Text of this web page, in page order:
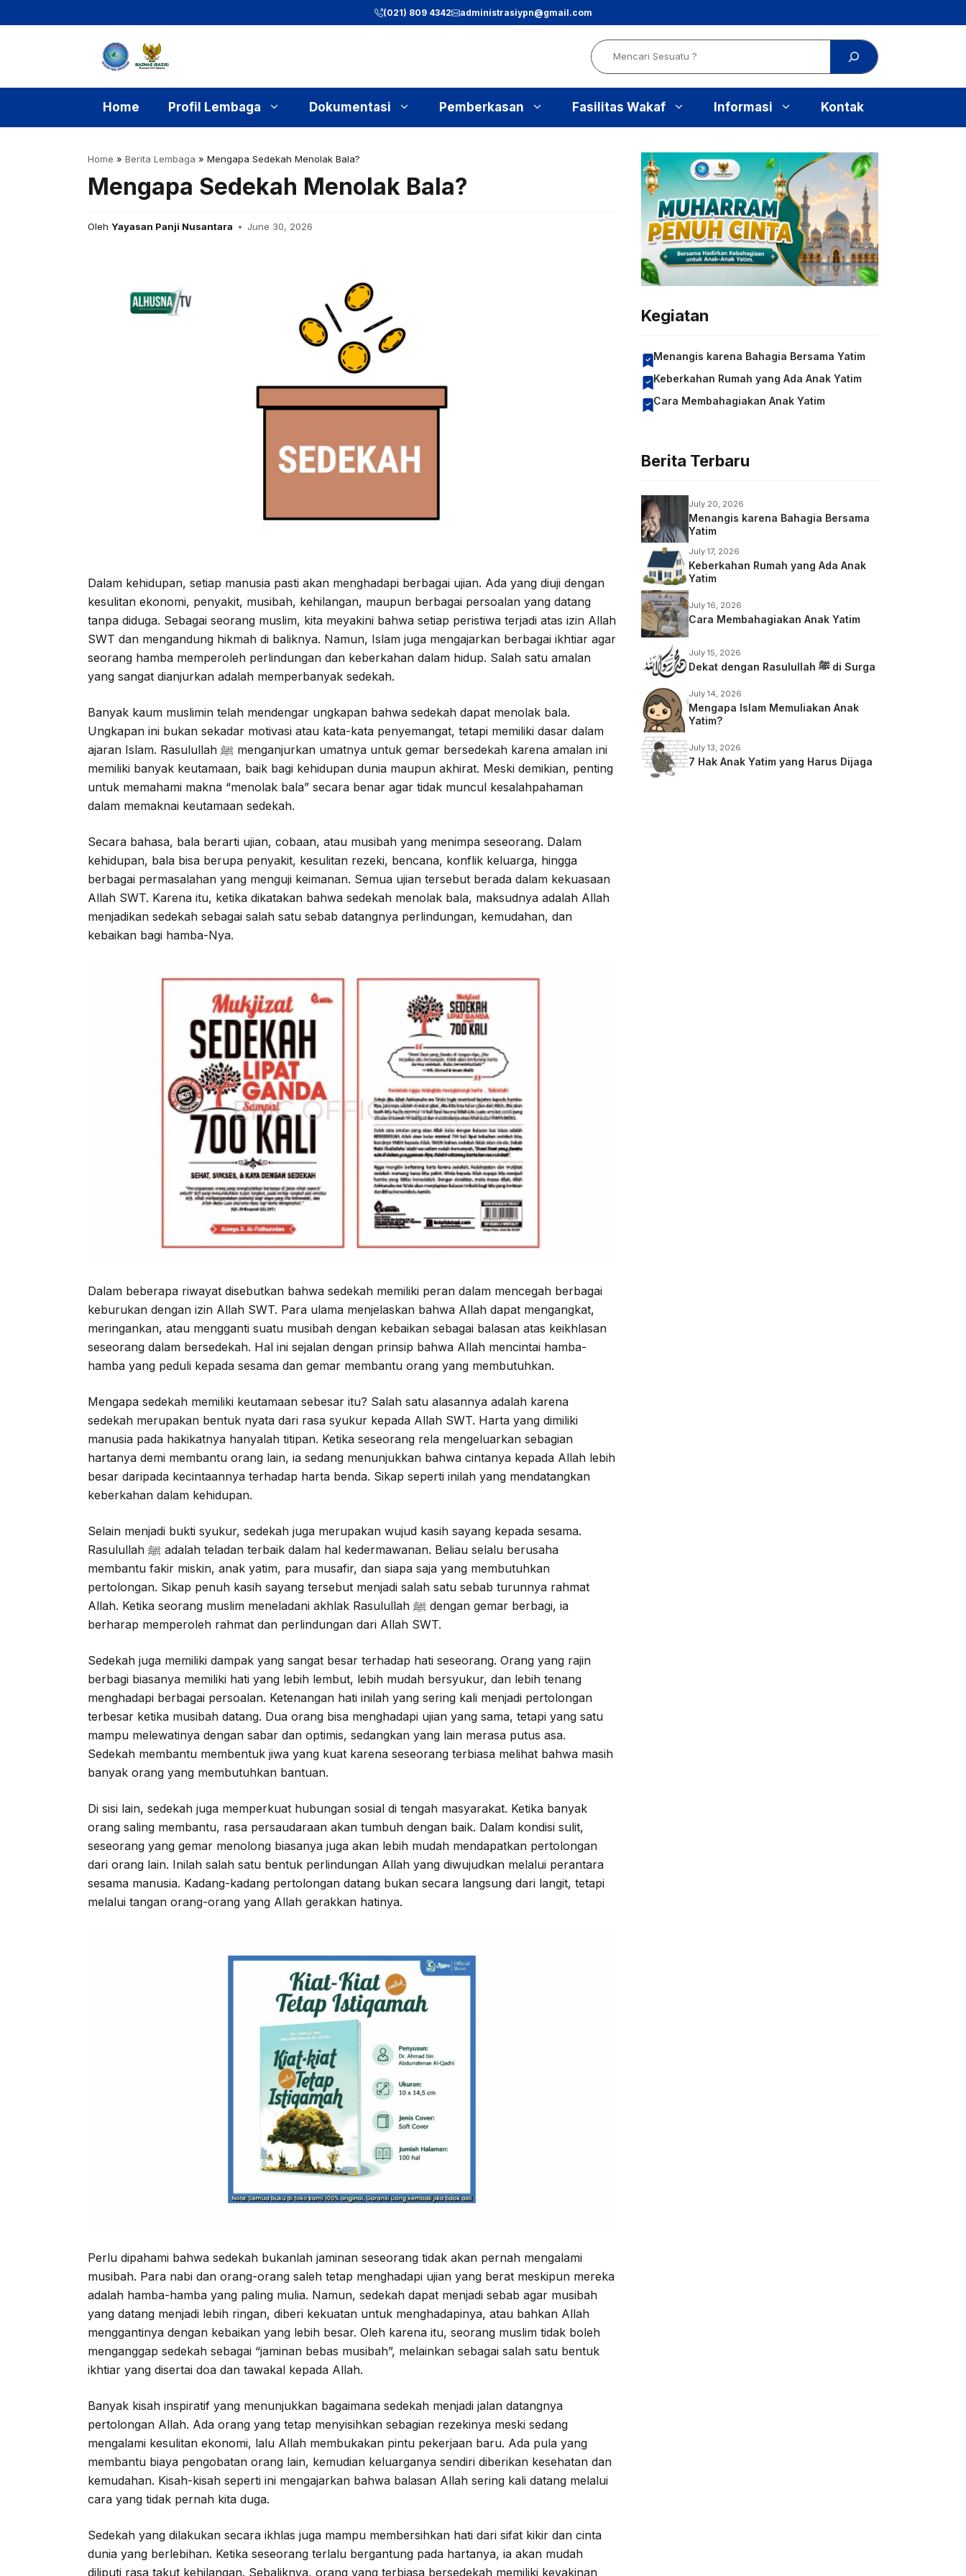
to
(021) 809 4342 administrasiypn@gmail.com
Search
Home Profil Lembaga Dokumentasi Pemberkasan Fasilitas Wakaf Informasi Kontak
Home » Berita Lembaga » Mengapa Sedekah Menolak Bala?
Mengapa Sedekah Menolak Bala?
Oleh Yayasan Panji Nusantara June 30, 2026
Dalam kehidupan, setiap manusia pasti akan menghadapi berbagai ujian. Ada yang diuji dengan
kesulitan ekonomi, penyakit, musibah, kehilangan, maupun berbagai persoalan yang datang
tanpa diduga. Sebagai seorang muslim, kita meyakini bahwa setiap peristiwa terjadi atas izin Allah
SWT dan mengandung hikmah di baliknya. Namun, Islam juga mengajarkan berbagai ikhtiar agar
seorang hamba memperoleh perlindungan dan keberkahan dalam hidup. Salah satu amalan
yang sangat dianjurkan adalah memperbanyak sedekah.
Banyak kaum muslimin telah mendengar ungkapan bahwa sedekah dapat menolak bala.
Ungkapan ini bukan sekadar motivasi atau kata-kata penyemangat, tetapi memiliki dasar dalam
ajaran Islam. Rasulullah ﷺ menganjurkan umatnya untuk gemar bersedekah karena amalan ini
memiliki banyak keutamaan, baik bagi kehidupan dunia maupun akhirat. Meski demikian, penting
untuk memahami makna “menolak bala” secara benar agar tidak muncul kesalahpahaman
dalam memaknai keutamaan sedekah.
Secara bahasa, bala berarti ujian, cobaan, atau musibah yang menimpa seseorang. Dalam
kehidupan, bala bisa berupa penyakit, kesulitan rezeki, bencana, konflik keluarga, hingga
berbagai permasalahan yang menguji keimanan. Semua ujian tersebut berada dalam kekuasaan
Allah SWT. Karena itu, ketika dikatakan bahwa sedekah menolak bala, maksudnya adalah Allah
menjadikan sedekah sebagai salah satu sebab datangnya perlindungan, kemudahan, dan
kebaikan bagi hamba-Nya.
Dalam beberapa riwayat disebutkan bahwa sedekah memiliki peran dalam mencegah berbagai
keburukan dengan izin Allah SWT. Para ulama menjelaskan bahwa Allah dapat mengangkat,
meringankan, atau mengganti suatu musibah dengan kebaikan sebagai balasan atas keikhlasan
seseorang dalam bersedekah. Hal ini sejalan dengan prinsip bahwa Allah mencintai hamba-
hamba yang peduli kepada sesama dan gemar membantu orang yang membutuhkan.
Mengapa sedekah memiliki keutamaan sebesar itu? Salah satu alasannya adalah karena
sedekah merupakan bentuk nyata dari rasa syukur kepada Allah SWT. Harta yang dimiliki
manusia pada hakikatnya hanyalah titipan. Ketika seseorang rela mengeluarkan sebagian
hartanya demi membantu orang lain, ia sedang menunjukkan bahwa cintanya kepada Allah lebih
besar daripada kecintaannya terhadap harta benda. Sikap seperti inilah yang mendatangkan
keberkahan dalam kehidupan.
Selain menjadi bukti syukur, sedekah juga merupakan wujud kasih sayang kepada sesama.
Rasulullah ﷺ adalah teladan terbaik dalam hal kedermawanan. Beliau selalu berusaha
membantu fakir miskin, anak yatim, para musafir, dan siapa saja yang membutuhkan
pertolongan. Sikap penuh kasih sayang tersebut menjadi salah satu sebab turunnya rahmat
Allah. Ketika seorang muslim meneladani akhlak Rasulullah ﷺ dengan gemar berbagi, ia
berharap memperoleh rahmat dan perlindungan dari Allah SWT.
Sedekah juga memiliki dampak yang sangat besar terhadap hati seseorang. Orang yang rajin
berbagi biasanya memiliki hati yang lebih lembut, lebih mudah bersyukur, dan lebih tenang
menghadapi berbagai persoalan. Ketenangan hati inilah yang sering kali menjadi pertolongan
terbesar ketika musibah datang. Dua orang bisa menghadapi ujian yang sama, tetapi yang satu
mampu melewatinya dengan sabar dan optimis, sedangkan yang lain merasa putus asa.
Sedekah membantu membentuk jiwa yang kuat karena seseorang terbiasa melihat bahwa masih
banyak orang yang membutuhkan bantuan.
Di sisi lain, sedekah juga memperkuat hubungan sosial di tengah masyarakat. Ketika banyak
orang saling membantu, rasa persaudaraan akan tumbuh dengan baik. Dalam kondisi sulit,
seseorang yang gemar menolong biasanya juga akan lebih mudah mendapatkan pertolongan
dari orang lain. Inilah salah satu bentuk perlindungan Allah yang diwujudkan melalui perantara
sesama manusia. Kadang-kadang pertolongan datang bukan secara langsung dari langit, tetapi
melalui tangan orang-orang yang Allah gerakkan hatinya.
Perlu dipahami bahwa sedekah bukanlah jaminan seseorang tidak akan pernah mengalami
musibah. Para nabi dan orang-orang saleh tetap menghadapi ujian yang berat meskipun mereka
adalah hamba-hamba yang paling mulia. Namun, sedekah dapat menjadi sebab agar musibah
yang datang menjadi lebih ringan, diberi kekuatan untuk menghadapinya, atau bahkan Allah
menggantinya dengan kebaikan yang lebih besar. Oleh karena itu, seorang muslim tidak boleh
menganggap sedekah sebagai “jaminan bebas musibah”, melainkan sebagai salah satu bentuk
ikhtiar yang disertai doa dan tawakal kepada Allah.
Banyak kisah inspiratif yang menunjukkan bagaimana sedekah menjadi jalan datangnya
pertolongan Allah. Ada orang yang tetap menyisihkan sebagian rezekinya meski sedang
mengalami kesulitan ekonomi, lalu Allah membukakan pintu pekerjaan baru. Ada pula yang
membantu biaya pengobatan orang lain, kemudian keluarganya sendiri diberikan kesehatan dan
kemudahan. Kisah-kisah seperti ini mengajarkan bahwa balasan Allah sering kali datang melalui
cara yang tidak pernah kita duga.
Sedekah yang dilakukan secara ikhlas juga mampu membersihkan hati dari sifat kikir dan cinta
dunia yang berlebihan. Ketika seseorang terlalu bergantung pada hartanya, ia akan mudah
diliputi rasa takut kehilangan. Sebaliknya, orang yang terbiasa bersedekah memiliki keyakinan
Kegiatan
Menangis karena Bahagia Bersama Yatim
Keberkahan Rumah yang Ada Anak Yatim
Cara Membahagiakan Anak Yatim
Berita Terbaru
July 20, 2026
Menangis karena Bahagia Bersama
Yatim
July 17, 2026
Keberkahan Rumah yang Ada Anak
Yatim
July 16, 2026
Cara Membahagiakan Anak Yatim
July 15, 2026
Dekat dengan Rasulullah ﷺ di Surga
July 14, 2026
Mengapa Islam Memuliakan Anak
Yatim?
July 13, 2026
7 Hak Anak Yatim yang Harus Dijaga